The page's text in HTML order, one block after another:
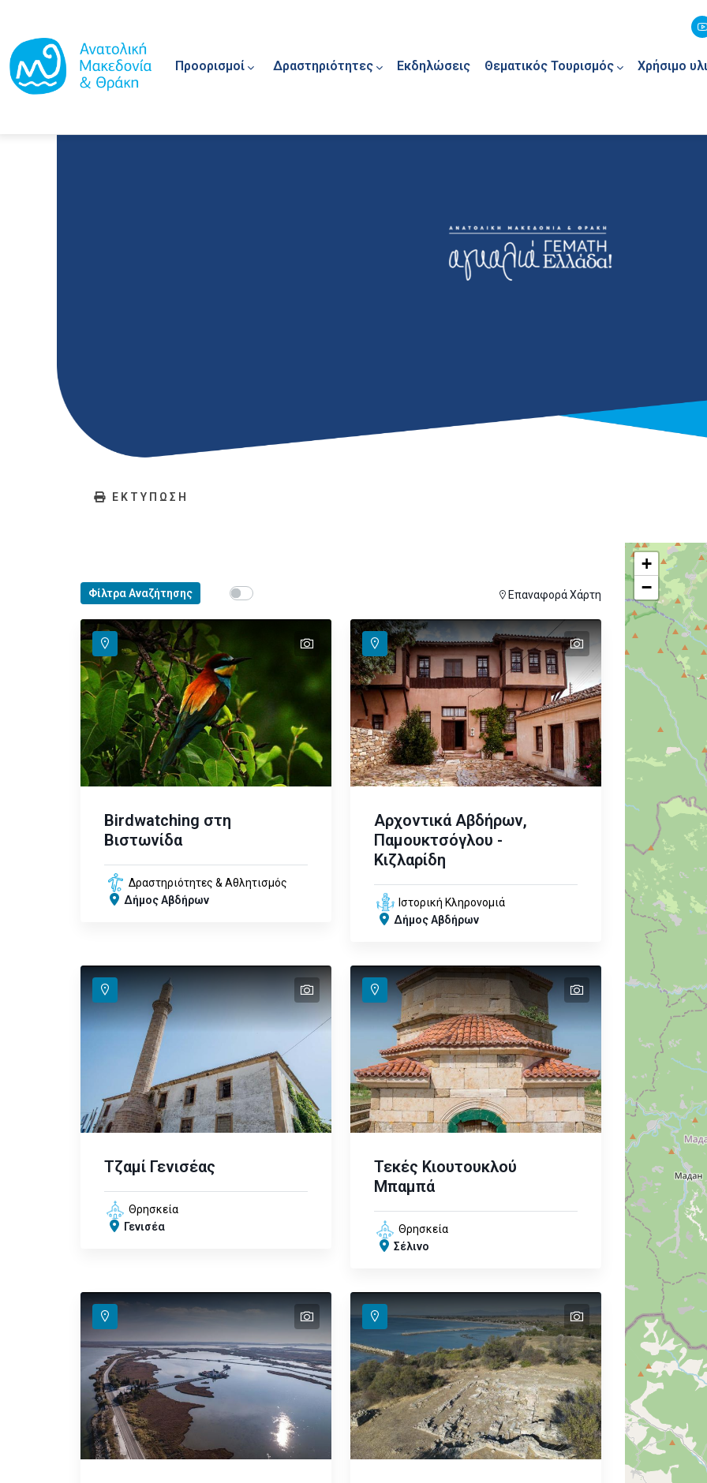
Προορισμοί Δραστηριότητες Εκδηλώσεις Θεματικός Τουρισμός Χρήσιμο
ΕΚΤΥΠΩΣΗ
Φίλτρα Αναζήτησης Show map on mouse hover Επαναφορά Χάρτη
Birdwatching στη
Βιστωνίδα
Δραστηριότητες & Αθλητισμός
Δήμος Αβδήρων
text
Αρχοντικά Αβδήρων,
Παμουκτσόγλου -
Κιζλαρίδη
Ιστορική Κληρονομιά
Δήμος Αβδήρων
text
Τζαμί Γενισέας
Θρησκεία
Γενισέα
text
Τεκές Κιουτουκλού
Μπαμπά
Θρησκεία
Σέλινο
text
text
text text
+
−